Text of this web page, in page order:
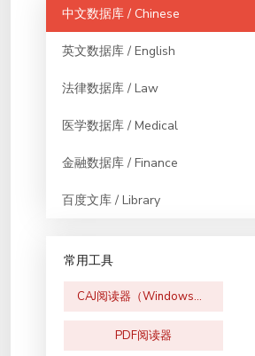
中文数据库 / Chinese
英文数据库 / English
法律数据库 / Law
医学数据库 / Medical
金融数据库 / Finance
百度文库 / Library
常用工具
CAJ阅读器（Windows版）
PDF阅读器